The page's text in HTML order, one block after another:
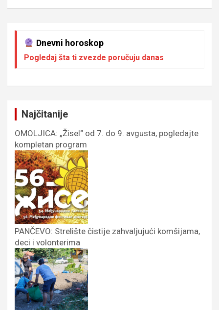
Dnevni horoskop
Pogledaj šta ti zvezde poručuju danas
Najčitanije
OMOLJICA: „Žisel“ od 7. do 9. avgusta, pogledajte
kompletan program
PANČEVO: Strelište čistije zahvaljujući komšijama,
deci i volonterima